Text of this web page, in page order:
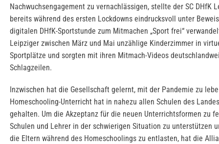
Nachwuchsengagement zu vernachlässigen, stellte der SC DHfK
bereits während des ersten Lockdowns eindrucksvoll unter
digitalen DHfK-Sportstunde zum Mitmachen „Sport frei“
Leipziger zwischen März und Mai unzählige Kinderzimmer in
Sportplätze und sorgten mit ihren Mitmach-Videos
Schlagzeilen.
Inzwischen hat die Gesellschaft gelernt, mit der Pandemie zu
Homeschooling-Unterricht hat in nahezu allen Schulen des
gehalten. Um die Akzeptanz für die neuen Unterrichtsformen zu
Schulen und Lehrer in der schwierigen Situation zu unterstützen
die Eltern während des Homeschoolings zu entlasten, hat die